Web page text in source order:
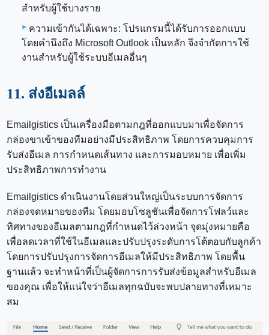
สำหรับผู้ใช้บางราย
ความเข้ากันได้เฉพาะ: โปรแกรมนี้ได้รับการออกแบบ
โดยคำนึงถึง Microsoft Outlook เป็นหลัก จึงจำกัดการใช้
งานสำหรับผู้ใช้ระบบอีเมลอื่นๆ
11. ส่งอีเมลล์
Emailgistics เป็นเครื่องมือตามกฎที่ออกแบบมาเพื่อจัดการ
กล่องขาเข้าของทีมอย่างมีประสิทธิภาพ โดยการควบคุมการ
รับส่งอีเมล การกำหนดเส้นทาง และการมอบหมาย เพื่อเพิ่ม
ประสิทธิภาพการทำงาน
Emailgistics ดำเนินงานโดยส่วนใหญ่เป็นระบบการจัดการ
กล่องจดหมายของทีม โดยมอบโซลูชันเพื่อจัดการโฟลว์และ
ทิศทางของอีเมลตามกฎที่กำหนดไว้ล่วงหน้า จุดมุ่งหมายคือ
เพื่อลดเวลาที่ใช้ในอีเมลและปรับปรุงระดับการโต้ตอบกับลูกค้า
โดยการปรับปรุงการจัดการอีเมลให้มีประสิทธิภาพ โดยพื้น
ฐานแล้ว จะทำหน้าที่เป็นผู้จัดการการรับส่งข้อมูลสำหรับอีเมล
ของคุณ เพื่อให้แน่ใจว่าอีเมลทุกฉบับจะพบปลายทางที่เหมาะ
สม